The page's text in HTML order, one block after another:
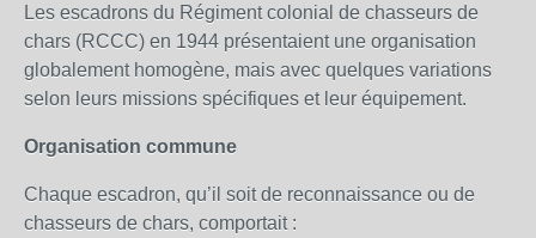
Les escadrons du Régiment colonial de chasseurs de
chars (RCCC) en 1944 présentaient une organisation
globalement homogène, mais avec quelques variations
selon leurs missions spécifiques et leur équipement.
Organisation commune
Chaque escadron, qu’il soit de reconnaissance ou de
chasseurs de chars, comportait :